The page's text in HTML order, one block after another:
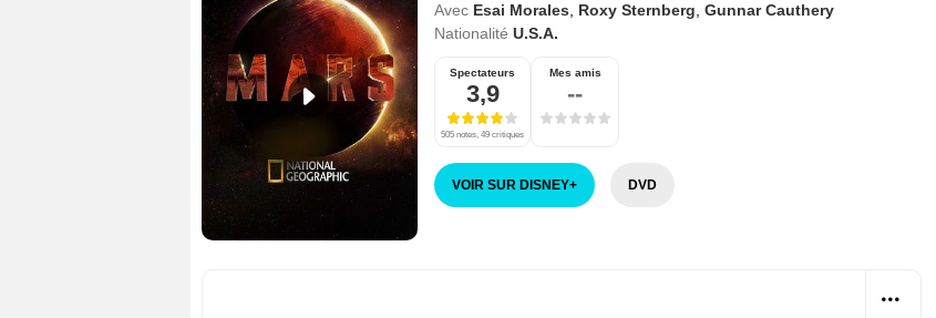
Avec Esai Morales Roxy Sternberg Gunnar Cauthery
Nationalité U.S.A.
Spectateurs
3,9
505 notes, 49 critiques
Mes amis
--
VOIR SUR DISNEY+ DVD